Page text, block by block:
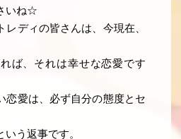
いね☆
レディの皆さんは、今現在、
ば、それは幸せな恋愛です
恋愛は、必ず自分の態度とセ
いう返事です。